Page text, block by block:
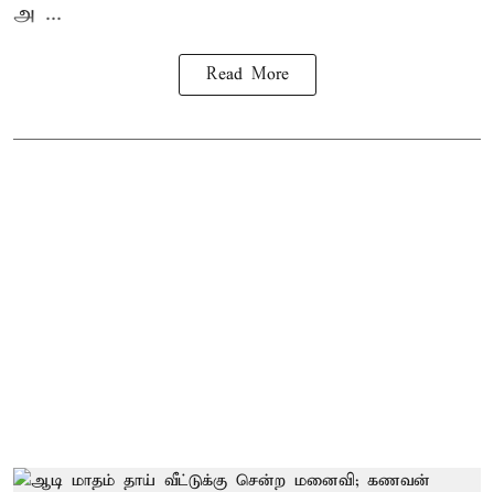
அ ...
Read More